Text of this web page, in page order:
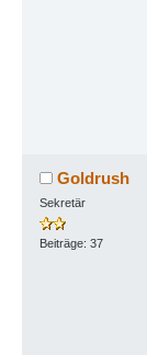
Goldrush
Sekretär
Beiträge: 37